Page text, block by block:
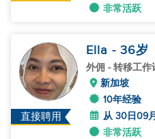
非常活跃
直接聘用
Ella - 36岁
外佣 - 转移工作
新加坡
10年经验
从 30日09
非常活跃